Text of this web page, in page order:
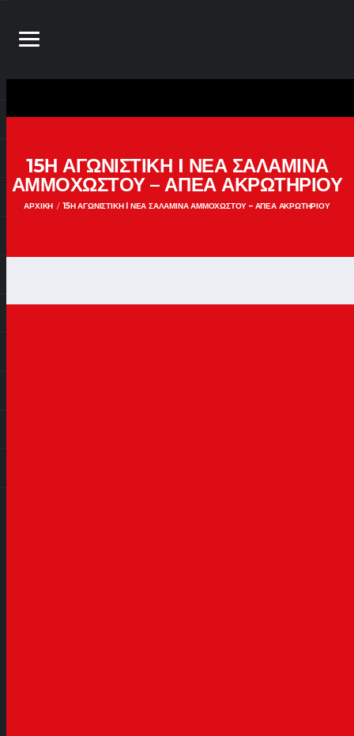
15Η ΑΓΩΝΙΣΤΙΚΉ I ΝΕΑ ΣΑΛΑΜΙΝΑ
ΑΜΜΟΧΩΣΤΟΥ – ΑΠΕΑ ΑΚΡΩΤΗΡΙΟΥ
ΑΡΧΙΚΉ 15Η ΑΓΩΝΙΣΤΙΚΉ I ΝΕΑ ΣΑΛΑΜΙΝΑ ΑΜΜΟΧΩΣΤΟΥ – ΑΠΕΑ ΑΚΡΩΤΗΡΙΟΥ